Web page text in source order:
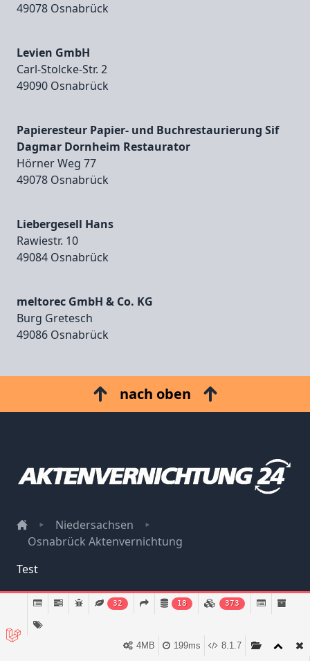
49078 Osnabrück
Levien GmbH
Carl‑Stolcke‑Str. 2
49090 Osnabrück
Papieresteur Papier- und Buchrestaurierung Sif
Dagmar Dornheim Restaurator
Hörner Weg 77
49078 Osnabrück
Liebergesell Hans
Rawiestr. 10
49084 Osnabrück
meltorec GmbH & Co. KG
Burg Gretesch
49086 Osnabrück
nach oben
Niedersachsen
Osnabrück Aktenvernichtung
Test
Impressum
Datenschutz
32 18 373
8.1.7
199ms
4MB